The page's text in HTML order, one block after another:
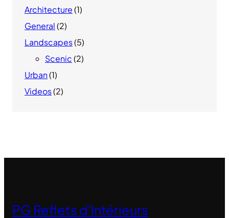
Architecture(1)
General(2)
Landscapes(5)
Scenic(2)
Urban(1)
Videos(2)
PG Reflets d'Intérieurs